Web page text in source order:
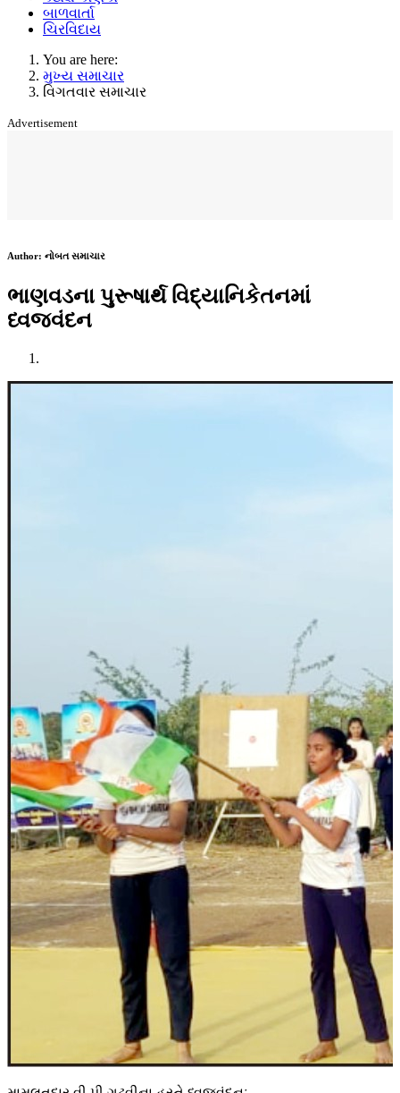
બાળવાર્તા
ચિરવિદાય
You are here:
મુખ્ય સમાચાર
વિગતવાર સમાચાર
Advertisement
Author: નોબત સમાચાર
ભાણવડના પુરૂષાર્થ વિદ્યાનિકેતનમાં
ધ્વજવંદન